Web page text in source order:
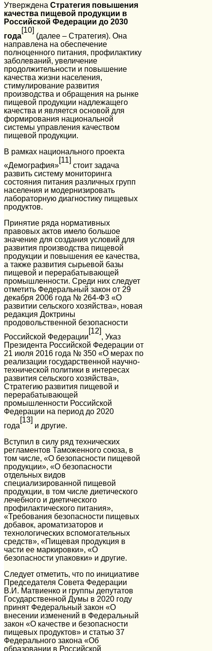
Утверждена Стратегия повышения
качества пищевой продукции в
Российской Федерации до 2030
года
[10]
(далее – Стратегия). Она
направлена на обеспечение
полноценного питания, профилактику
заболеваний, увеличение
продолжительности и повышение
качества жизни населения,
стимулирование развития
производства и обращения на рынке
пищевой продукции надлежащего
качества и является основой для
формирования национальной
системы управления качеством
пищевой продукции.
В рамках национального проекта
«Демография»
[11]
стоит задача
развить систему мониторинга
состояния питания различных групп
населения и модернизировать
лабораторную диагностику пищевых
продуктов.
Принятие ряда нормативных
правовых актов имело большое
значение для создания условий для
развития производства пищевой
продукции и повышения ее качества,
а также развития сырьевой базы
пищевой и перерабатывающей
промышленности. Среди них следует
отметить Федеральный закон от 29
декабря 2006 года № 264-ФЗ «О
развитии сельского хозяйства», новая
редакция Доктрины
продовольственной безопасности
Российской Федерации
[12]
, Указ
Президента Российской Федерации от
21 июля 2016 года № 350 «О мерах по
реализации государственной научно-
технической политики в интересах
развития сельского хозяйства»,
Стратегию развития пищевой и
перерабатывающей
промышленности Российской
Федерации на период до 2020
года
[13]
и другие.
Вступил в силу ряд технических
регламентов Таможенного союза, в
том числе, «О безопасности пищевой
продукции», «О безопасности
отдельных видов
специализированной пищевой
продукции, в том числе диетического
лечебного и диетического
профилактического питания»,
«Требования безопасности пищевых
добавок, ароматизаторов и
технологических вспомогательных
средств», «Пищевая продукция в
части ее маркировки», «О
безопасности упаковки» и другие.
Следует отметить, что по инициативе
Председателя Совета Федерации
В.И. Матвиенко и группы депутатов
Государственной Думы в 2020 году
принят Федеральный закон «О
внесении изменений в Федеральный
закон «О качестве и безопасности
пищевых продуктов» и статью 37
Федерального закона «Об
образовании в Российской